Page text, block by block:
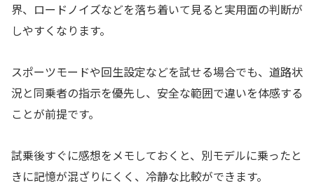
界、ロードノイズなどを落ち着いて見ると実用面の判断が
しやすくなります。
スポーツモードや回生設定などを試せる場合でも、道路状
況と同乗者の指示を優先し、安全な範囲で違いを体感する
ことが前提です。
試乗後すぐに感想をメモしておくと、別モデルに乗ったと
きに記憶が混ざりにくく、冷静な比較ができます。